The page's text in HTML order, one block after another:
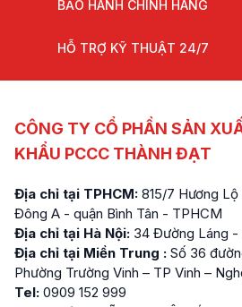
BẢO HÀNH CHÍNH HÃNG
HỖ TRỢ KỸ THUẬT 24/7
CÔNG TY CỔ PHẦN SẢN
KHẨU PCCC THÀNH ĐẠT
Địa chỉ tại TPHCM: 815/7 Hương
Đông A - quận Bình Tân - TPHCM
Địa chỉ tại Hà Nội: 34 Đường Láng -
Địa chỉ tại Miền Trung : Số 36
Phường Trường Vinh – TP Vinh –
Tel: 0909 152 999